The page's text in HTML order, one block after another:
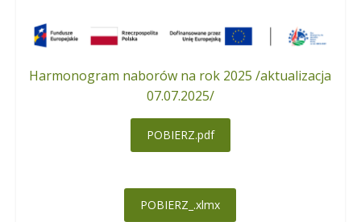
Harmonogram naborów na rok 2025 /aktualizacja
07.07.2025/
POBIERZ.pdf
POBIERZ_.xlmx